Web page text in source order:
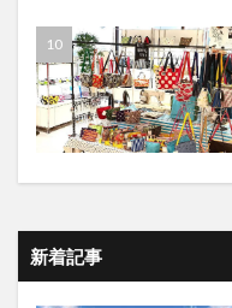
新着記事